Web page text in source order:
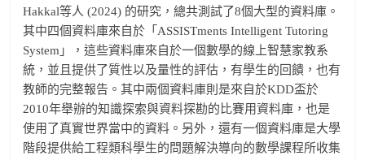
Hakkal等人 (2024) 的研究，總共測試了8個大型的資料庫。
其中四個資料庫來自於「ASSISTments Intelligent Tutoring
System」，這些資料庫來自於一個數學的線上智慧家教系
統，並且提供了質性以及量性的評估，有學生的回饋，也有
教師的完整報告。其中兩個資料庫則是來自於KDD盃於
2010年舉辦的知識探索與資料探勘的比賽用資料庫，也是
使用了真實世界當中的資料。另外，還有一個資料庫是大學
階段提供給工程類科學生的問題解決導向的數學課程所收集